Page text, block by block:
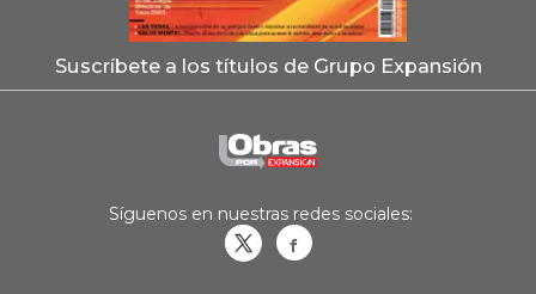
Suscríbete a los títulos de Grupo Expansión
Síguenos en nuestras redes sociales: